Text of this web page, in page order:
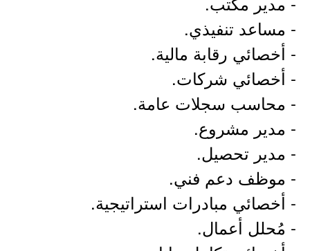
- مساعد تنفيذي.
- أخصائي رقابة مالية.
- أخصائي شركات.
- محاسب سجلات عامة.
- مدير مشروع.
- مدير تحصيل.
- موظف دعم فني.
- أخصائي مبادرات استراتيجية.
- مُحلل أعمال.